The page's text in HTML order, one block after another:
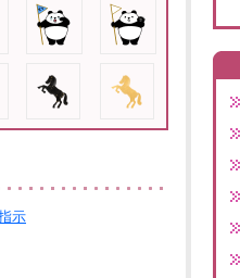
示